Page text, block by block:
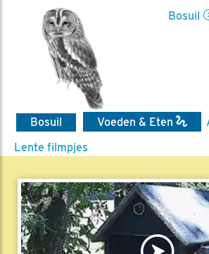
Bosuil
Bosuil Voeden & Eten
Lente filmpjes